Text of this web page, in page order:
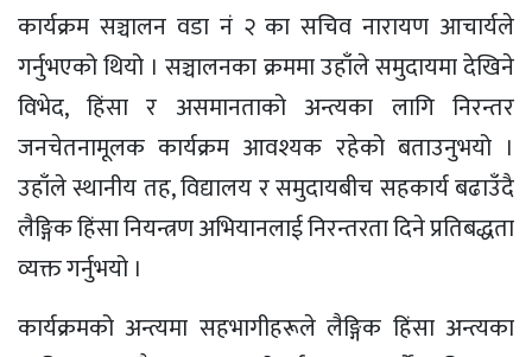
कार्यक्रम सञ्चालन वडा नं २ का सचिव नारायण आचार्यले
गर्नुभएको थियो । सञ्चालनका क्रममा उहाँले समुदायमा देखिने
विभेद, हिंसा र असमानताको अन्त्यका लागि निरन्तर
जनचेतनामूलक कार्यक्रम आवश्यक रहेको बताउनुभयो ।
उहाँले स्थानीय तह, विद्यालय र समुदायबीच सहकार्य बढाउँदै
लैङ्गिक हिंसा नियन्त्रण अभियानलाई निरन्तरता दिने प्रतिबद्धता
व्यक्त गर्नुभयो ।
कार्यक्रमको अन्त्यमा सहभागीहरूले लैङ्गिक हिंसा अन्त्यका